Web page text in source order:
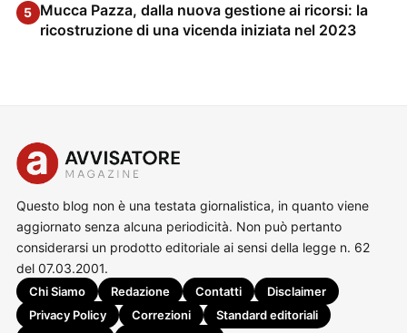
5 Mucca Pazza, dalla nuova gestione ai ricorsi: la
ricostruzione di una vicenda iniziata nel 2023
Questo blog non è una testata giornalistica, in quanto viene
aggiornato senza alcuna periodicità. Non può pertanto
considerarsi un prodotto editoriale ai sensi della legge n. 62
del 07.03.2001.
Chi Siamo Redazione Contatti
Disclaimer
Privacy Policy
Correzioni
Standard editoriali